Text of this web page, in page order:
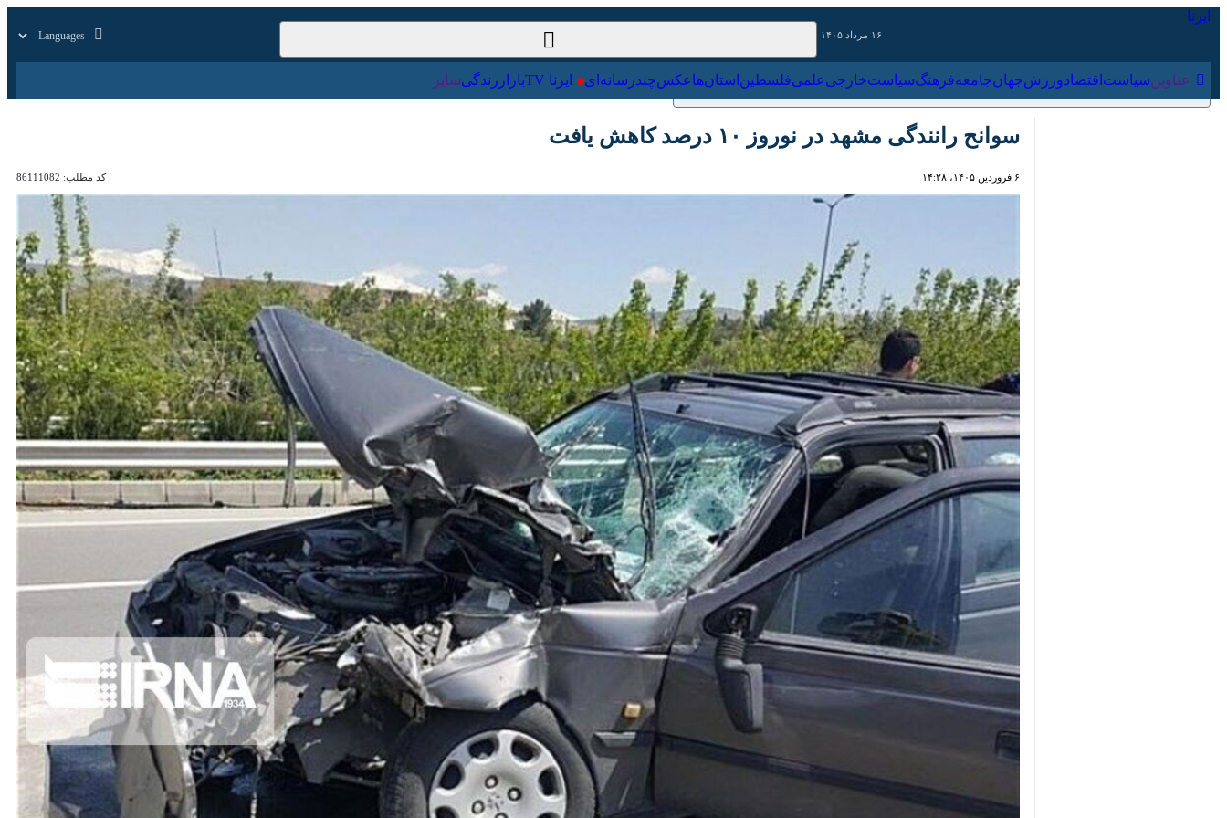
عناوین‌ سیاست اقتصاد ورزش جهان جامعه فرهنگ سیاست‌خارجی علمی فلسطین استان‌ها عکس چندرسانه‌ای ایرنا TV
سوانح رانندگی مشهد در نوروز ۱۰ درصد کاهش یافت
کد مطلب: 86111082